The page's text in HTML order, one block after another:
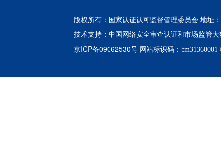
版权所有：国家认证认可监督管理委员会 地址
技术支持： 中国网络安全审查认证和市场监管
京ICP备09062530号 网站标识码：bm31360001